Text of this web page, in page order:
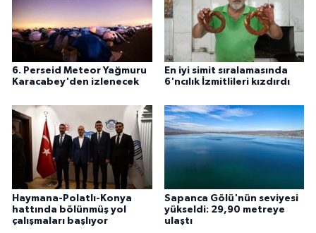
6. Perseid Meteor Yağmuru
Karacabey'den izlenecek
En iyi simit sıralamasında
6'ncılık İzmitlileri kızdırdı
Haymana-Polatlı-Konya
hattında bölünmüş yol
çalışmaları başlıyor
Sapanca Gölü'nün seviyesi
yükseldi: 29,90 metreye
ulaştı